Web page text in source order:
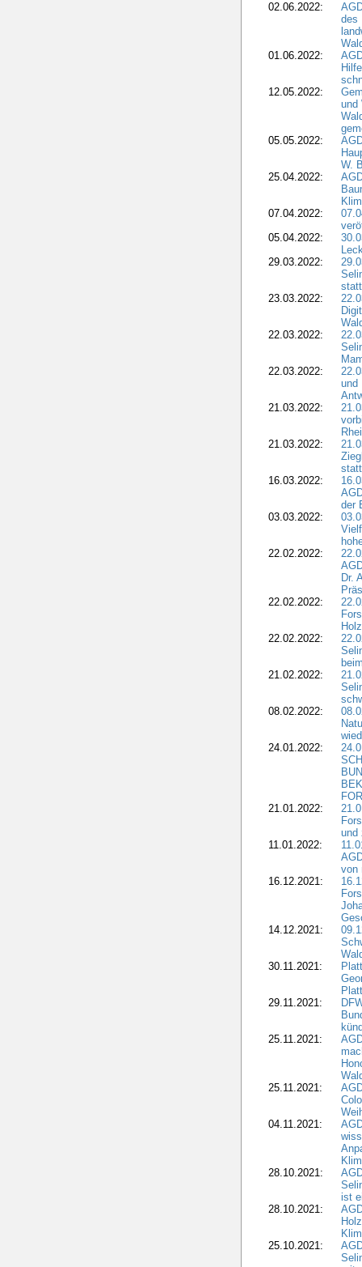
02.06.2022:
des
01.06.2022:
12.05.2022:
und
05.05.2022:
W.
25.04.2022:
07.04.2022:
05.04.2022:
29.03.2022:
23.03.2022:
22.03.2022:
22.03.2022:
und
21.03.2022:
21.03.2022:
16.03.2022:
der
03.03.2022:
22.02.2022:
Dr.
22.02.2022:
22.02.2022:
21.02.2022:
08.02.2022:
24.01.2022:
21.01.2022:
und
11.01.2022:
von
16.12.2021:
14.12.2021:
30.11.2021:
29.11.2021:
25.11.2021:
25.11.2021:
04.11.2021:
28.10.2021:
ist
28.10.2021:
25.10.2021: